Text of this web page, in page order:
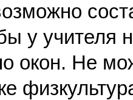
у учителя
окон. Не